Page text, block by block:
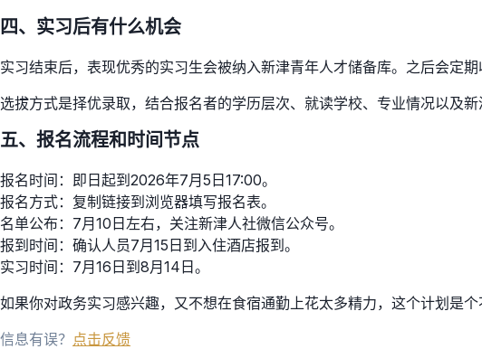
四、实习后有什么机会
实习结束后，表现优秀的实习生会被纳入新津青年人才储备库。之后会定
选拔方式是择优录取，结合报名者的学历层次、就读学校、专业情况以及
五、报名流程和时间节点
报名时间：即日起到2026年7月5日17:00。
报名方式：复制链接到浏览器填写报名表。
名单公布：7月10日左右，关注新津人社微信公众号。
报到时间：确认人员7月15日到入住酒店报到。
实习时间：7月16日到8月14日。
如果你对政务实习感兴趣，又不想在食宿通勤上花太多精力，这个计划是
信息有误？ 点击反馈